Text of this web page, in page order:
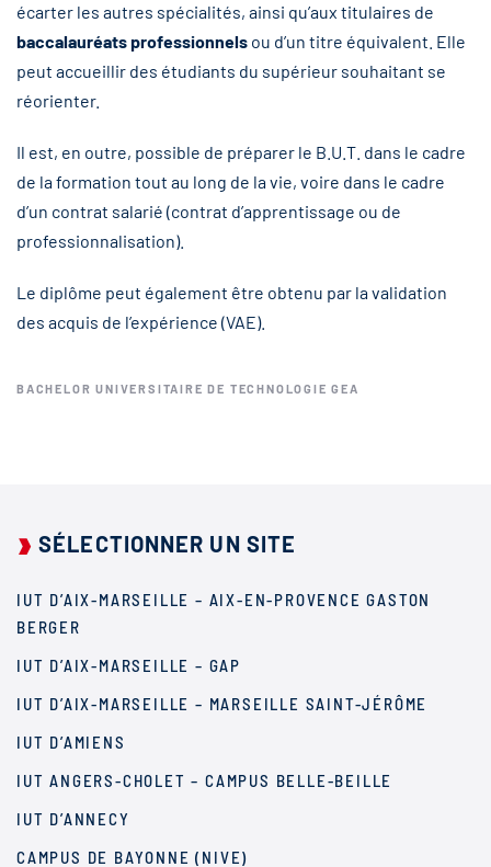
écarter les autres spécialités, ainsi qu’aux titulaires de
baccalauréats professionnels ou d’un titre équivalent. Elle
peut accueillir des étudiants du supérieur souhaitant se
réorienter.
Il est, en outre, possible de préparer le B.U.T. dans le cadre
de la formation tout au long de la vie, voire dans le cadre
d’un contrat salarié (contrat d’apprentissage ou de
professionnalisation).
Le diplôme peut également être obtenu par la validation
des acquis de l’expérience (VAE).
BACHELOR UNIVERSITAIRE DE TECHNOLOGIE GEA
SÉLECTIONNER UN SITE
IUT D’AIX-MARSEILLE – AIX-EN-PROVENCE GASTON
BERGER
IUT D’AIX-MARSEILLE – GAP
IUT D’AIX-MARSEILLE – MARSEILLE SAINT-JÉRÔME
IUT D’AMIENS
IUT ANGERS-CHOLET – CAMPUS BELLE-BEILLE
IUT D’ANNECY
CAMPUS DE BAYONNE (NIVE)